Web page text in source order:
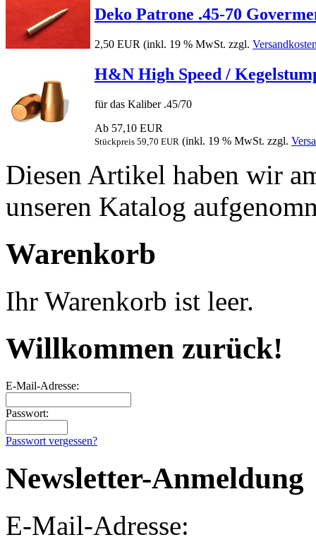
Deko Patrone .45-70
2,50 EUR (inkl. 19 % MwSt. zzgl.
H&N High Speed /
für das Kaliber .45/70
Ab 57,10 EUR
Stückpreis 59,70 EUR (inkl. 19 % MwSt. zzgl.
Diesen Artikel haben wir
unseren Katalog
Warenkorb
Ihr Warenkorb ist leer.
Willkommen zurück!
E-Mail-Adresse:
Passwort:
Passwort vergessen?
Newsletter-Anmeldung
E-Mail-Adresse: